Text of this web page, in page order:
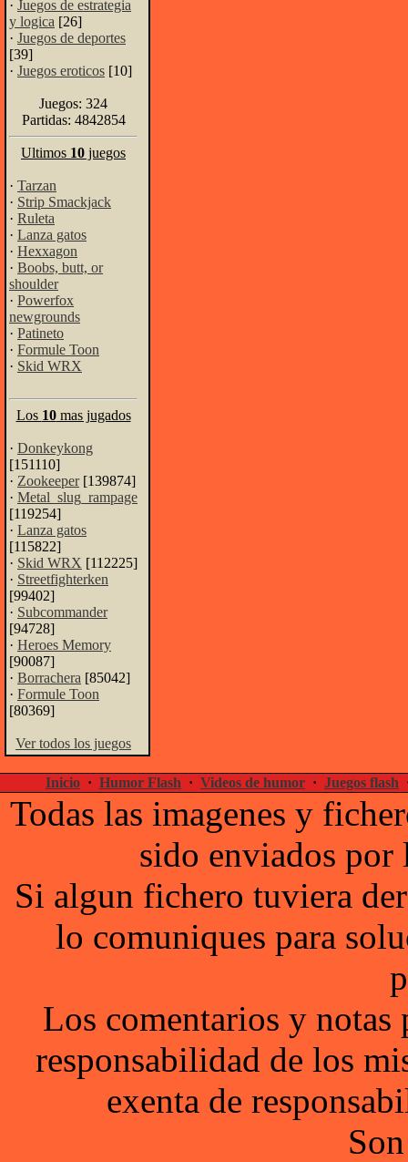
· Juegos de estrategia
y logica [26]
· Juegos de deportes
[39]
· Juegos eroticos [10]
Juegos: 324
Partidas: 4842854
Ultimos 10 juegos
· Tarzan
· Strip Smackjack
· Ruleta
· Lanza gatos
· Hexxagon
· Boobs, butt, or
shoulder
· Powerfox
newgrounds
· Patineto
· Formule Toon
· Skid WRX
Los 10mas jugados
· Donkeykong
[151110]
· Zookeeper[139874]
· Metal_slug_rampage
[119254]
· Lanza gatos
[115822]
· Skid WRX [112225]
· Streetfighterken
[99402]
· Subcommander
[94728]
· Heroes Memory
[90087]
· Borrachera [85042]
· Formule Toon
[80369]
Ver todos los juegos
Inicio · Humor Flash · Videos de humor · Juegos flash
Todas las imagenes y
sido enviados por
Si algun fichero tuviera
lo comuniques para
Los comentarios y notas
responsabilidad de los
exenta de